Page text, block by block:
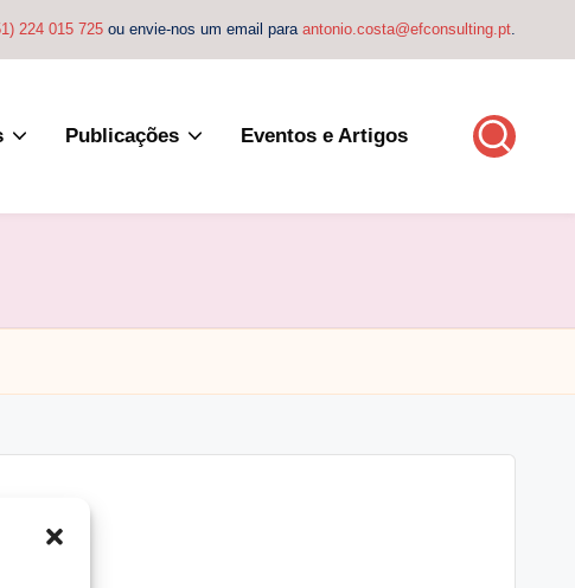
224 015 725 ou envie-nos um email para antonio.costa@efconsulting.pt.
Publicações Eventos e Artigos